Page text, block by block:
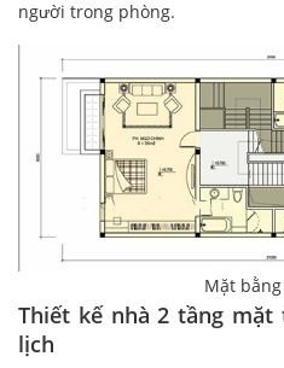
người trong phòng.
Mặt
Thiết kế nhà 2 tầng
lịch